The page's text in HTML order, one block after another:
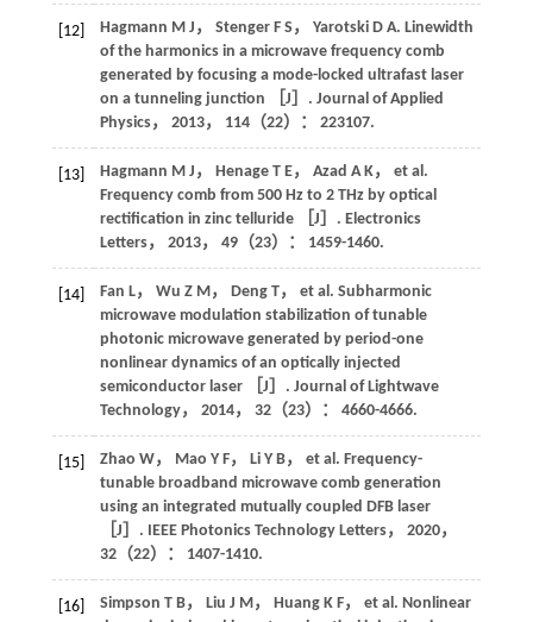
[12] Hagmann M J ， Stenger F S ， Yarotski D A. Linewidth
of the harmonics in a microwave frequency comb
generated by focusing a mode-locked ultrafast laser
on a tunneling junction ［J］. Journal of Applied
Physics， 2013， 114（22）： 223107.
[13] Hagmann M J ， Henage T E， Azad A K， et al.
Frequency comb from 500 Hz to 2 THz by optical
rectification in zinc telluride ［J］. Electronics
Letters， 2013， 49（23）： 1459-1460.
[14] Fan L， Wu Z M， Deng T， et al. Subharmonic
microwave modulation stabilization of tunable
photonic microwave generated by period-one
nonlinear dynamics of an optically injected
semiconductor laser ［J］. Journal of Lightwave
Technology， 2014， 32（23）： 4660-4666.
[15] Zhao W， Mao Y F， Li Y B， et al. Frequency-
tunable broadband microwave comb generation
using an integrated mutually coupled DFB laser
［J］. IEEE Photonics Technology Letters， 2020，
32（22）： 1407-1410.
[16] Simpson T B， Liu J M， Huang K F， et al. Nonlinear